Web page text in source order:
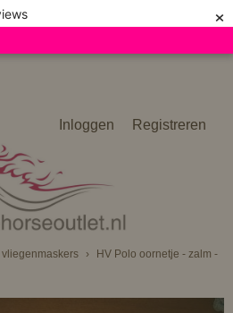
×
Inloggen Registreren
›
HV Polo oornetje - zalm -